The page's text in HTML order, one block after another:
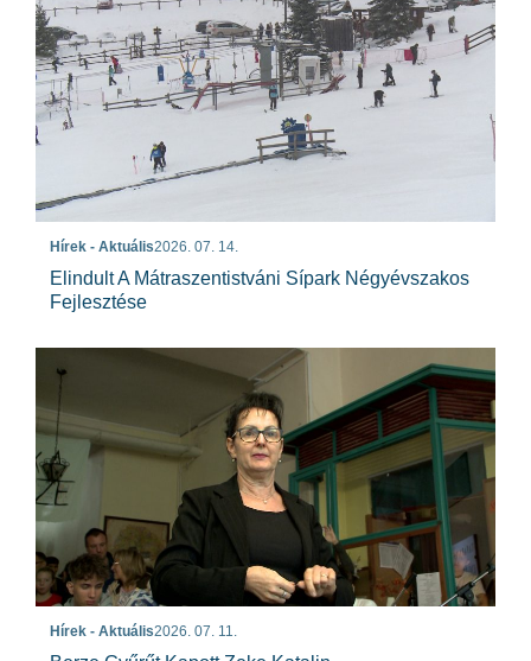
Hírek - Aktuális2026. 07. 14.
Elindult A Mátraszentistváni Sípark Négyévszakos
Fejlesztése
Hírek - Aktuális2026. 07. 11.